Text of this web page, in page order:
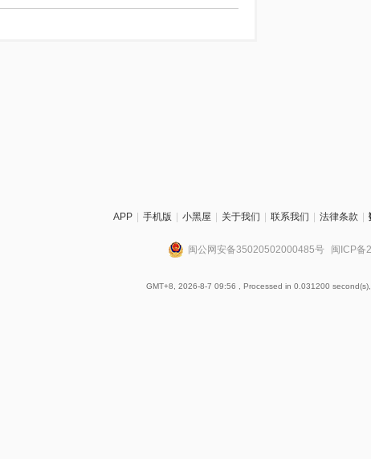
APP 手机版 小黑屋 关于我们 联系我们 法律条款
闽公网安备35020502000485号 闽ICP备
GMT+8, 2026-8-7 09:56 , Processed in 0.031200